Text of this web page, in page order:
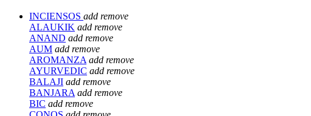
INCIENSOS add remove
ALAUKIK add remove
ANAND add remove
AUM add remove
AROMANZA add remove
AYURVEDIC add remove
BALAJI add remove
BANJARA add remove
BIC add remove